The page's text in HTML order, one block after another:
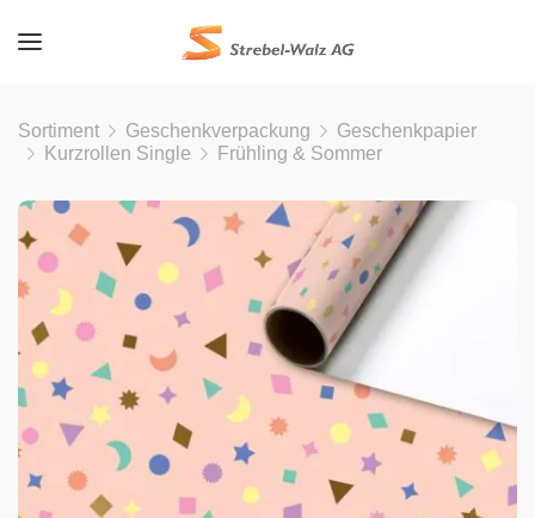
Sortiment Geschenkverpackung
Geschenkpapier
Kurzrollen Single
Frühling & Sommer